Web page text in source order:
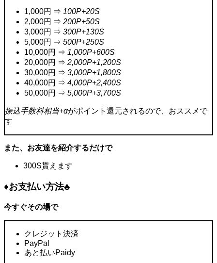
1,000円 ⇒ 100P+20S
2,000円 ⇒ 200P+50S
3,000円 ⇒ 300P+130S
5,000円 ⇒ 500P+250S
10,000円 ⇒ 1,000P+600S
20,000円 ⇒ 2,000P+1,200S
30,000円 ⇒ 3,000P+1,800S
40,000円 ⇒ 4,000P+2,400S
50,000円 ⇒ 5,000P+3,700S
振込手数料相当+αがポイント還元されるので、おススメで
す
また、お友達を紹介するだけで
300S貰えます
♦お支払い方法♣
今すぐその場で
クレジット決済
PayPal
あと払いPaidy